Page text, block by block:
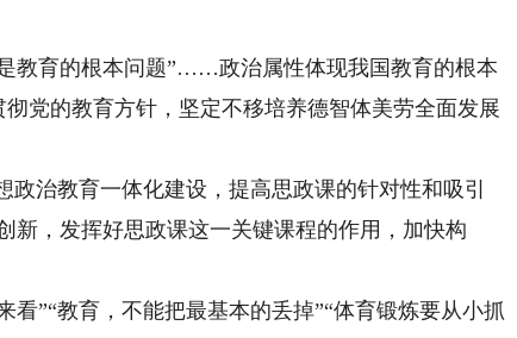
育的根本问题”……政治属性体现我国教育的根本
党的教育方针，坚定不移培养德智体美劳全面发展
治教育一体化建设，提高思政课的针对性和吸引
，发挥好思政课这一关键课程的作用，加快构
”“教育，不能把最基本的丢掉”“体育锻炼要从小抓